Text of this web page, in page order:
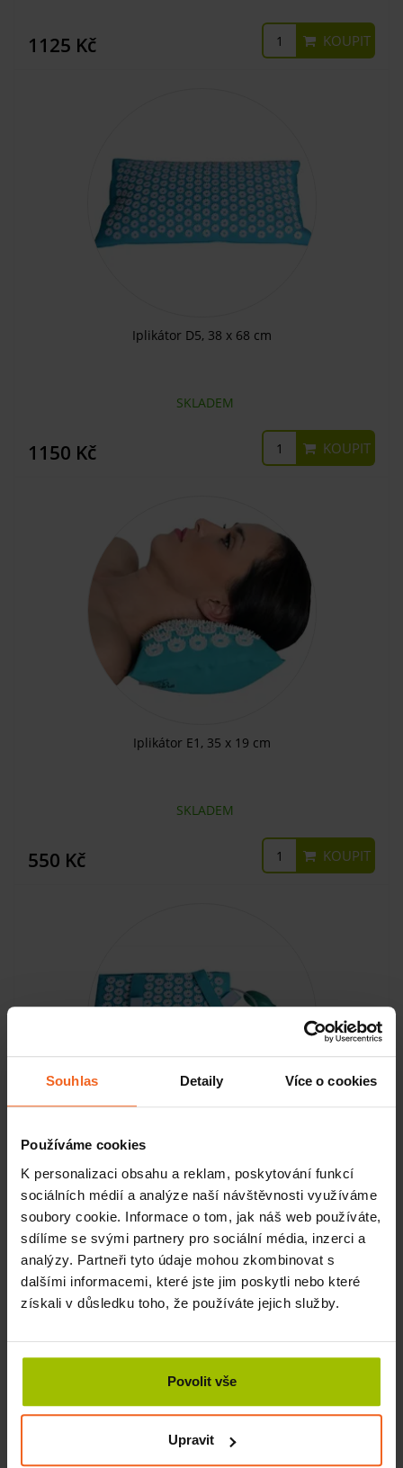
Souhlas Detaily Více o cookies
Používáme cookies
K personalizaci obsahu a reklam, poskytování funkcí
sociálních médií a analýze naší návštěvnosti využíváme
soubory cookie. Informace o tom, jak náš web používáte,
sdílíme se svými partnery pro sociální média, inzerci a
analýzy. Partneři tyto údaje mohou zkombinovat s
dalšími informacemi, které jste jim poskytli nebo které
získali v důsledku toho, že používáte jejich služby.
Povolit vše
Upravit
1125 Kč KOUPIT
Iplikátor D5, 38 x 68 cm
SKLADEM
1150 Kč KOUPIT
Iplikátor E1, 35 x 19 cm
SKLADEM
550 Kč KOUPIT
Iplikátor E5, 35 x 19 cm
SKLADEM
925 Kč KOUPIT
Iplikátor Kuzněcova – účinná odpověď
na problémy se zády